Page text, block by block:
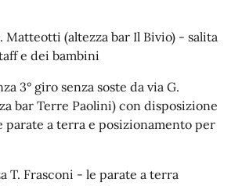
Matteotti (altezza bar Il Bivio) - salita
e dei bambini
3° giro senza soste da via G.
bar Terre Paolini) con disposizione
a terra e posizionamento per
T. Frasconi - le parate a terra